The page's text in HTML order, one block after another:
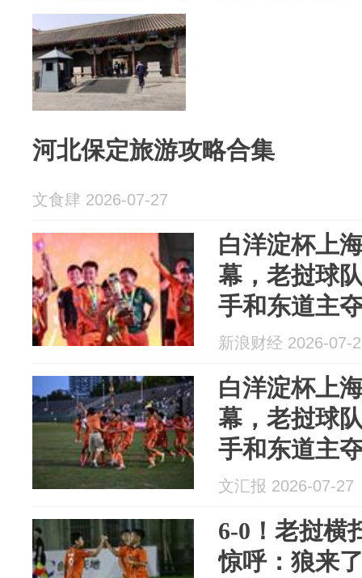
河北保定旅游攻略合集
文食肆 2026-07-27
白洋淀杯上
幕，老挝球
手和东道主
新浪财经 2026-07-
白洋淀杯上
幕，老挝球
手和东道主
文汇报 2026-07-27
6-0！老挝横
惊呼：狼来